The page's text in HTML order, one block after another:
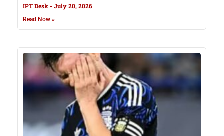
IPT Desk July 20, 2026
Read Now »